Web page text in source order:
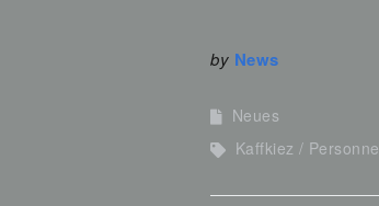
by News
Neues
Kaffkiez
Personne